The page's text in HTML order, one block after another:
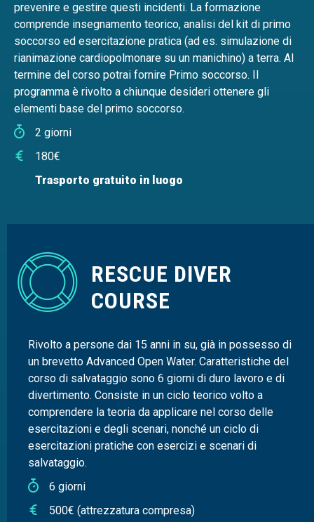
prevenire e gestire questi incidenti. La formazione
comprende insegnamento teorico, analisi del kit di primo
soccorso ed esercitazione pratica (ad es. simulazione di
rianimazione cardiopolmonare su un manichino) a terra. Al
termine del corso potrai fornire Primo soccorso. Il
programma è rivolto a chiunque desideri ottenere gli
elementi base del primo soccorso.
2 giorni
180€
Trasporto gratuito in luogo
RESCUE DIVER
COURSE
Rivolto a persone dai 15 anni in su, già in possesso di
un brevetto Advanced Open Water. Caratteristiche del
corso di salvataggio sono 6 giorni di duro lavoro e di
divertimento. Consiste in un ciclo teorico volto a
comprendere la teoria da applicare nel corso delle
esercitazioni e degli scenari, nonché un ciclo di
esercitazioni pratiche con esercizi e scenari di
salvataggio.
6 giorni
500€ (attrezzatura compresa)